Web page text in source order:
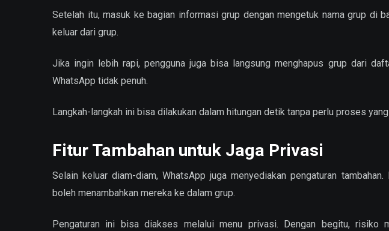
Setelah itu, masuk ke bagian informasi grup dengan mengetuk nama grup di
keluar dari grup.
Jika ingin lebih rapi, pengguna juga bisa langsung menghapus grup dari
WhatsApp tidak penuh.
Langkah-langkah ini bisa dilakukan dalam hitungan detik tanpa perlu proses
Fitur Tambahan untuk Jaga Privasi
Selain keluar diam-diam, WhatsApp juga menyediakan pengaturan
boleh menambahkan mereka ke dalam grup.
Pengaturan ini bisa diakses melalui menu privasi. Dengan begitu, risiko